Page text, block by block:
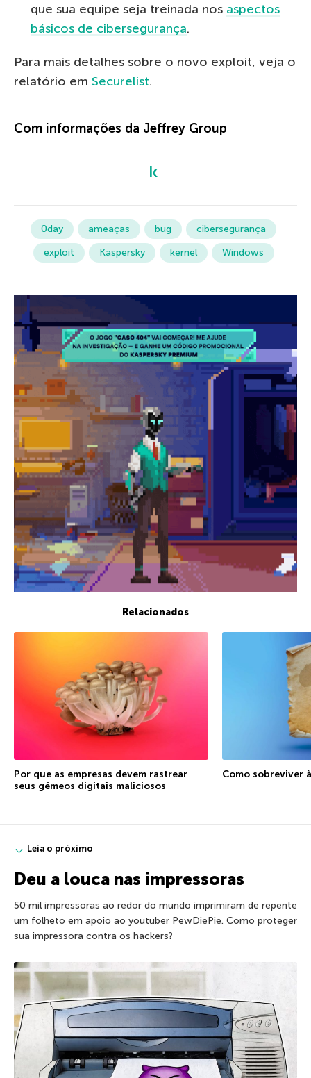
que sua equipe seja treinada nos aspectos
básicos de cibersegurança.
Para mais detalhes sobre o novo exploit, veja o
relatório em Securelist.
Com informações da Jeffrey Group
0day ameaças bug
cibersegurança
exploit
Kaspersky kernel Windows
Relacionados
Por que as empresas devem rastrear
seus gêmeos digitais maliciosos
Como sobreviver
Leia o próximo
Deu a louca nas impressoras
50 mil impressoras ao redor do mundo imprimiram de repente
um folheto em apoio ao youtuber PewDiePie. Como proteger
sua impressora contra os hackers?